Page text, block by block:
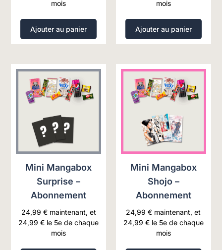
mois
Ajouter au panier
mois
Ajouter au panier
Mini Mangabox
Surprise –
Abonnement
24,99 € maintenant, et
24,99€ le 5e de chaque
mois
Mini Mangabox
Shojo –
Abonnement
24,99€ maintenant, et
24,99 € le 5e de chaque
mois